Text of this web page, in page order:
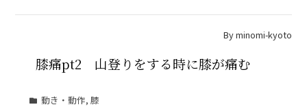
Byminomi-kyoto
膝痛pt2 山登りをする時に膝が痛む
動き・動作,膝